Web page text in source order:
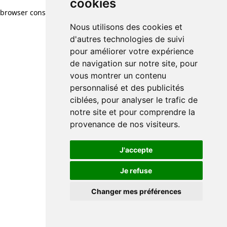
cookies
Nous utilisons des cookies et
d'autres technologies de suivi
pour améliorer votre expérience
de navigation sur notre site, pour
vous montrer un contenu
personnalisé et des publicités
ciblées, pour analyser le trafic de
notre site et pour comprendre la
provenance de nos visiteurs.
J'accepte
Je refuse
Changer mes préférences
browser console for more information)